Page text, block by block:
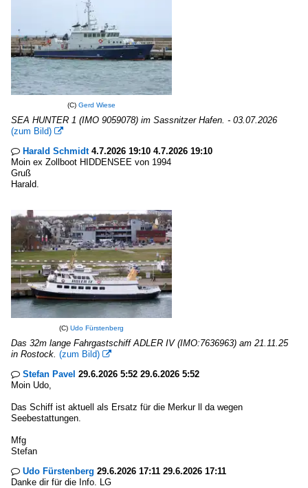
(C) Gerd Wiese
SEA HUNTER 1 (IMO 9059078) im Sassnitzer Hafen. - 03.07.2026
(zum Bild) 
 Harald Schmidt4.7.2026 19:10 4.7.2026 19:10
Moin ex Zollboot HIDDENSEE von 1994
Gruß
Harald.
(C) Udo Fürstenberg
Das 32m lange Fahrgastschiff ADLER IV (IMO:7636963) am 21.11.25
in Rostock. (zum Bild) 
 Stefan Pavel 29.6.2026 5:52 29.6.2026 5:52
Moin Udo,
Das Schiff ist aktuell als Ersatz für die Merkur ll da wegen
Seebestattungen.
Mfg
Stefan
 Udo Fürstenberg 29.6.2026 17:11 29.6.2026 17:11
Danke dir für die Info. LG